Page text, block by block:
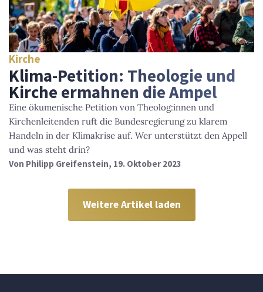
Kirche
Klima-Petition: Theologie und
Kirche ermahnen die Ampel
Eine ökumenische Petition von Theolog:innen und
Kirchenleitenden ruft die Bundesregierung zu klarem
Handeln in der Klimakrise auf. Wer unterstützt den Appell
und was steht drin?
Von Philipp Greifenstein, 19. Oktober 2023
Weitere Artikel laden